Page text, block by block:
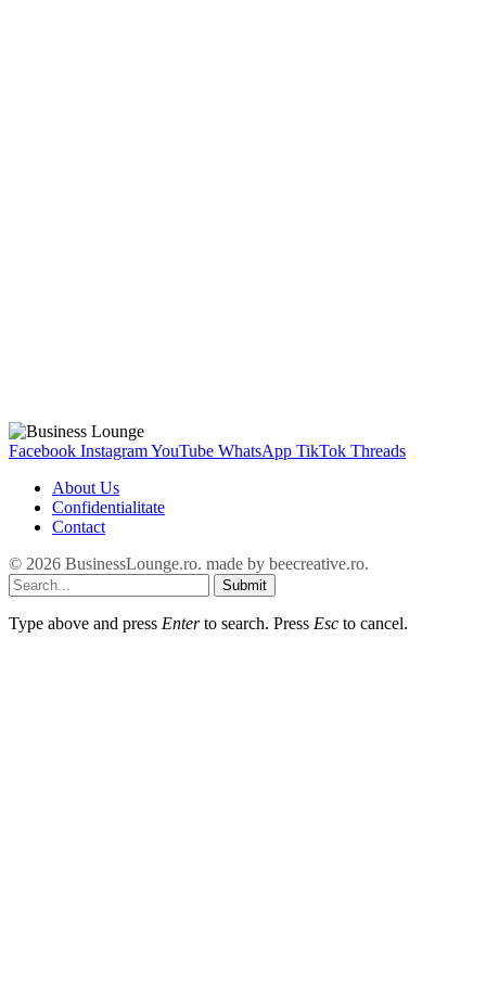
Facebook InstagramYouTube WhatsApp TikTok Threads
About Us
Confidentialitate
Contact
© 2026 BusinessLounge.ro. made by beecreative.ro.
Submit
Type above and press Enterto search. Press Esc to cancel.